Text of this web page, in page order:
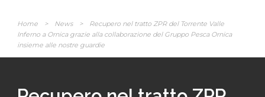
Home > News >
Recupero nel tratto ZPR del Torrente Valle
Inferno a Ornica grazie alla collaborazione del Gruppo Pesca Ornica
insieme alle nostre guardie